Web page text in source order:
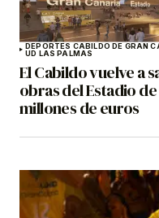
DEPORTES CABILDO DE GRAN
UD LAS PALMAS
El Cabildo vuelve a
obras del Estadio
millones de euros